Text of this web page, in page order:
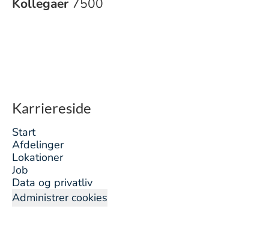
Kollegaer 7500
Karriereside
Start
Afdelinger
Lokationer
Job
Data og privatliv
Administrer cookies